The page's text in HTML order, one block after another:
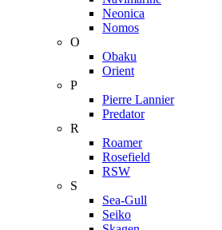
Neonica
Nomos
O
Obaku
Orient
P
Pierre Lannier
Predator
R
Roamer
Rosefield
RSW
S
Sea-Gull
Seiko